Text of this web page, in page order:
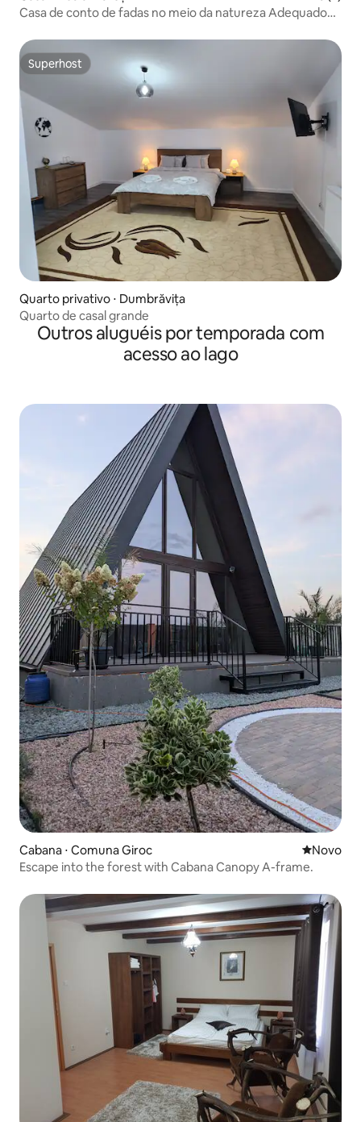
Casa de conto de fadas no meio da natureza Adequado
Superhost
Superhost
Quarto privativo ⋅ Dumbrăvița
Quarto de casal grande
Outros aluguéis por temporada com
acesso ao lago
Cabana ⋅ Comuna Giroc Novo
Novo
Escape into the forest with Cabana Canopy A-frame.